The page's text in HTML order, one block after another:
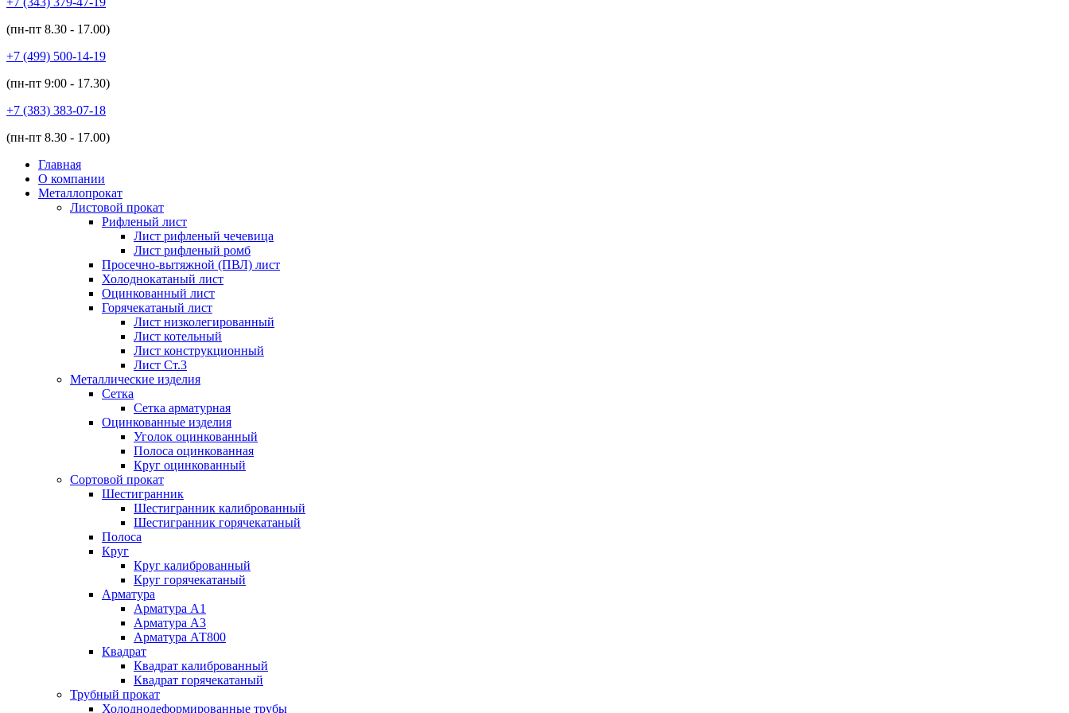
(пн-пт 8.30 - 17.00)
+7 (499) 500-14-19
(пн-пт 9:00 - 17.30)
+7 (383) 383-07-18
(пн-пт 8.30 - 17.00)
Главная
О компании
Металлопрокат
Листовой прокат
Рифленый лист
Лист рифленый чечевица
Лист рифленый ромб
Просечно-вытяжной (ПВЛ) лист
Холоднокатаный лист
Оцинкованный лист
Горячекатаный лист
Лист низколегированный
Лист котельный
Лист конструкционный
Лист Ст.3
Металлические изделия
Сетка
Сетка арматурная
Оцинкованные изделия
Уголок оцинкованный
Полоса оцинкованная
Круг оцинкованный
Сортовой прокат
Шестигранник
Шестигранник калиброванный
Шестигранник горячекатаный
Полоса
Круг
Круг калиброванный
Круг горячекатаный
Арматура
Арматура А1
Арматура А3
Арматура АТ800
Квадрат
Квадрат калиброванный
Квадрат горячекатаный
Трубный прокат
Холоднодеформированные трубы